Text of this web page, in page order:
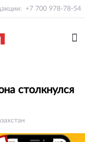
+7 700 978-78-54
столкнулся